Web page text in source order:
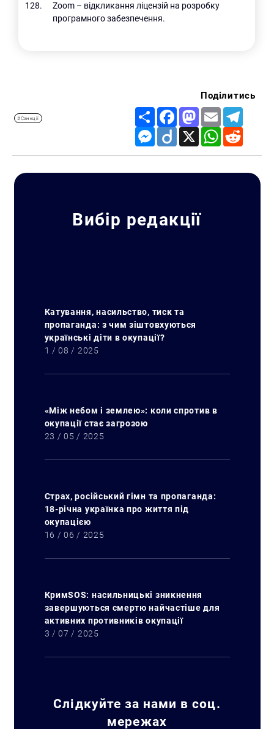
Zoom – відкликання ліцензій на розробку
програмного забезпечення.
#Санкції
Поділитись
Share FacebookMastodon
Email
Messenger
Diigo X WhatsApp
Вибір редакції
Катування, насильство, тиск та
пропаганда: з чим зіштовхуються
українські діти в окупації?
1 / 08 / 2025
«Між небом і землею»: коли спротив в
окупації стає загрозою
23 / 05 / 2025
Страх, російський гімн та пропаганда:
18-річна українка про життя під
окупацією
16 / 06 / 2025
КримSOS: насильницькі зникнення
завершуються смертю найчастіше для
активних противників окупації
3 / 07 / 2025
Слідкуйте за нами в соц.
мережах